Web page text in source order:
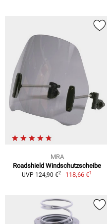
MRA
Roadshield Windschutzscheibe
UVP 124,90 €2 118,66 €1